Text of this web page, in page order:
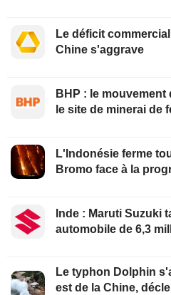
Le déficit
Chine s'aggrave
BHP : le
le site de minerai de
L'Indonésie ferme
Bromo face à la
Inde : Maruti Suzuki
automobile de 6,3
Le typhon Dolphin
est de la Chine,